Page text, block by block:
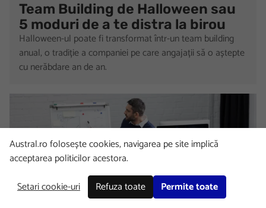
Team Building de Halloween sau
5 moduri de a te distra la birou
Halloween-ul poate fi transformat într-un team building
anual, o tradiție a companiei pe care angajații să o aștepte
cu nerăbdare an de an.
Austral.ro folosește cookies, navigarea pe site implică
acceptarea politicilor acestora.
Setari cookie-uri
Refuza toate Permite toate